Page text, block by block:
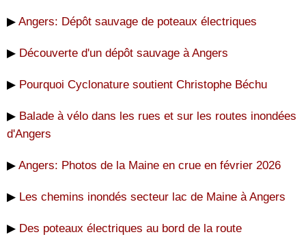
▶ Angers: Dépôt sauvage de poteaux électriques
▶ Découverte d'un dépôt sauvage à Angers
▶ Pourquoi Cyclonature soutient Christophe Béchu
▶ Balade à vélo dans les rues et sur les routes inondées
d'Angers
▶ Angers: Photos de la Maine en crue en février 2026
▶ Les chemins inondés secteur lac de Maine à Angers
▶ Des poteaux électriques au bord de la route